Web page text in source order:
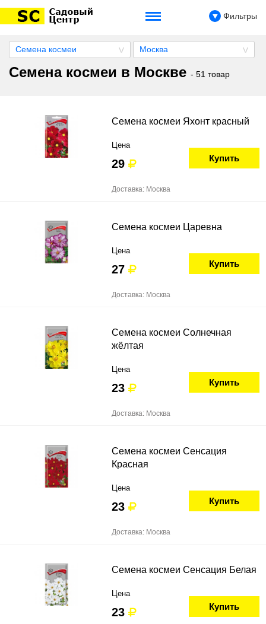
Фильтры
Семена космеи Москва
Семена космеи в Москве - 51 товар
Семена космеи Яхонт красный
Цена
29 Купить
Доставка: Москва
Семена космеи Царевна
Цена
27 Купить
Доставка: Москва
Семена космеи Солнечная
жёлтая
Цена
23 Купить
Доставка: Москва
Семена космеи Сенсация
Красная
Цена
23 Купить
Доставка: Москва
Семена космеи Сенсация Белая
Цена
23 Купить